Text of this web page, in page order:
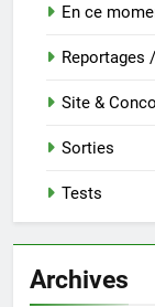
En ce
Reportages
Site &
Sorties
Tests
Archives